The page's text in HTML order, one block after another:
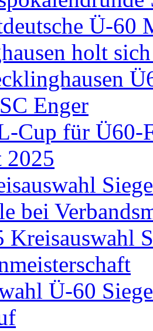
Ü-60
holt
Enger
Cup für Ü60-
2025
bei
Ü-60